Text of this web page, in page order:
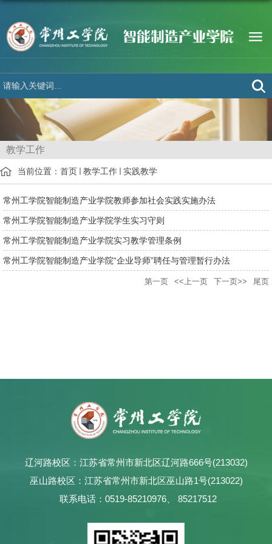
教学工作
当前位置： 首页 教学工作 实践教学
常州工学院智能制造产业学院教师参加社会实践实施办法
常州工学院智能制造产业学院学生实习守则
常州工学院智能制造产业学院实习教学管理条例
常州工学院智能制造产业学院“企业导师”聘任与管理暂行办法
第一页 <<上一页 下一页>> 尾页
辽河路校区：江苏省常州市新北区辽河路666号(213032)
巫山路校区：江苏省常州市新北区巫山路1号(213022)
联系电话：0519-85210976、 85217512